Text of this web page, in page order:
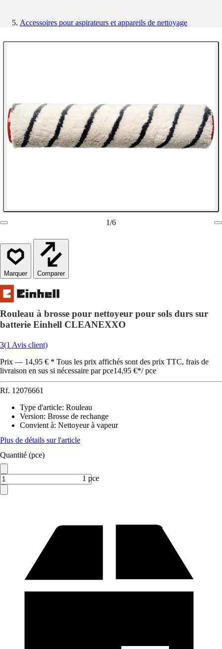
Accessoires pour aspirateurs et appareils de nettoyage
1/6
Comparer
Rouleau à brosse pour nettoyeur pour sols durs sur
batterie Einhell CLEANEXXO
3(1 Avis client)
Prix — 14,95 € * Tous les prix affichés sont des prix TTC, frais de
livraison en sus si nécessaire par pce14,95 €*/ pce
Rf. 12076661
Type d'article: Rouleau
Version: Brosse de rechange
Convient à: Nettoyeur à vapeur
Plus de détails sur l'article
Quantité (pce)
1 pce